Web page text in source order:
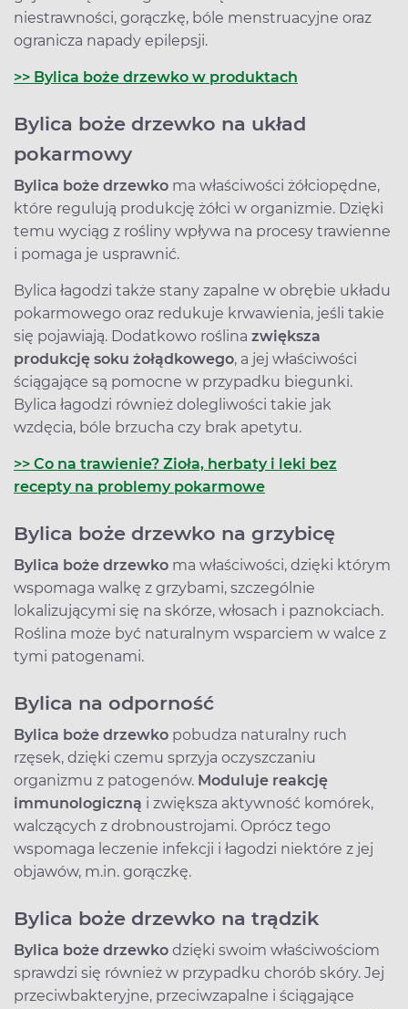
niestrawności, gorączkę, bóle menstruacyjne oraz
ogranicza napady epilepsji.
>> Bylica boże drzewko w produktach
Bylica boże drzewko na układ
pokarmowy
Bylica boże drzewko ma właściwości żółciopędne,
które regulują produkcję żółci w organizmie. Dzięki
temu wyciąg z rośliny wpływa na procesy trawienne
i pomaga je usprawnić.
Bylica łagodzi także stany zapalne w obrębie układu
pokarmowego oraz redukuje krwawienia, jeśli takie
się pojawiają. Dodatkowo roślina zwiększa
produkcję soku żołądkowego, a jej właściwości
ściągające są pomocne w przypadku biegunki.
Bylica łagodzi również dolegliwości takie jak
wzdęcia, bóle brzucha czy brak apetytu.
>> Co na trawienie? Zioła, herbaty i leki bez
recepty na problemy pokarmowe
Bylica boże drzewko na grzybicę
Bylica boże drzewko ma właściwości, dzięki którym
wspomaga walkę z grzybami, szczególnie
lokalizującymi się na skórze, włosach i paznokciach.
Roślina może być naturalnym wsparciem w walce z
tymi patogenami.
Bylica na odporność
Bylica boże drzewko pobudza naturalny ruch
rzęsek, dzięki czemu sprzyja oczyszczaniu
organizmu z patogenów. Moduluje reakcję
immunologiczną i zwiększa aktywność komórek,
walczących z drobnoustrojami. Oprócz tego
wspomaga leczenie infekcji i łagodzi niektóre z jej
objawów, m.in. gorączkę.
Bylica boże drzewko na trądzik
Bylica boże drzewko dzięki swoim właściwościom
sprawdzi się również w przypadku chorób skóry. Jej
przeciwbakteryjne, przeciwzapalne i ściągające